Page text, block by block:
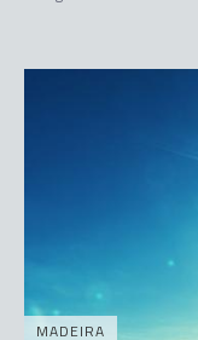
MADEIRA